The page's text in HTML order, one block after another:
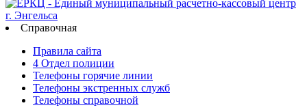
Справочная
Правила сайта
4 Отдел полиции
Телефоны горячие линии
Телефоны экстренных служб
Телефоны справочной